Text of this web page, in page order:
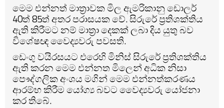
මෙම එන්නත් මාත්‍රාවක මිල ඇමරිකානු ඩොලර්
40ත් 85ත් අතර පරාසයක වේ. සිරුරේ ප්‍රතිශක්තිය
ඇති කිරීමට නම් මාත්‍රා දෙකක් ලබා දිය යුතු බව
විශේෂඥ වෛද්‍යවරු පවසති.
ඩෙංගු වයිරසයට එරෙහි මිනිස් සිරුරේ ප්‍රතිශක්තිය
ඇති කරන මෙම එන්නත මිලෙන් අධික නිසා
පෞද්ගලික අංශය මගින් මෙම එන්නත්කරණය
ආරම්භ කිරීම යෝග්‍ය බවට වෛද්‍යවරු යෝජනා
කර තිබේ.